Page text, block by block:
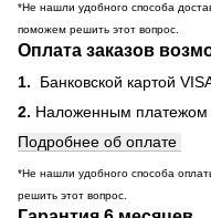
*Не нашли удобного способа
поможем решить этот вопрос.
Оплата заказов
1. Банковской картой
2. Наложенным платежом
Подробнее об оплате
*Не нашли удобного способа
решить этот вопрос.